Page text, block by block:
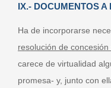
IX.- DOCUMENTOS
Ha de incorporarse
resolución de concesión
carece de virtualidad
promesa- y, junto con